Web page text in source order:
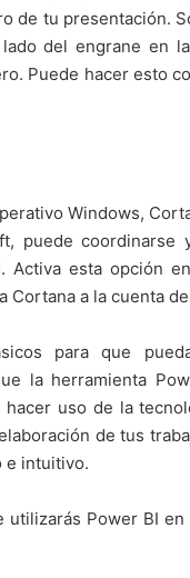
de tu presentación.
del engrane en
Puede hacer esto
Windows,
puede coordinarse
Activa esta opción
Cortana a la cuenta
para que
la herramienta
uso de la
de tus
e intuitivo.
utilizarás Power BI